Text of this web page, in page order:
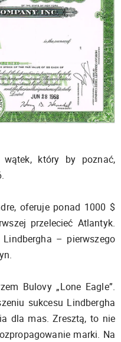
wątek, który by poznać,
oferuje ponad 1000 $
przelecieć Atlantyk.
– pierwszego
Bulovy „Lone Eagle”.
sukcesu Lindbergha
dla mas. Zresztą, to nie
marki. Na